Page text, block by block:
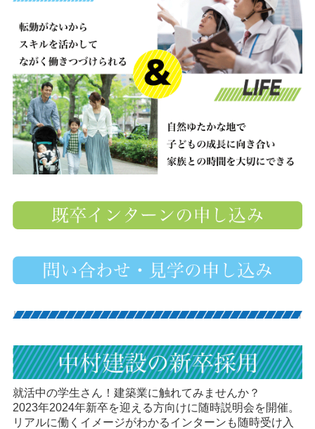
就活中の学生さん！建築業に触れてみませんか？
2023年2024年新卒を迎える方向けに随時説明会を開催。
リアルに働くイメージがわかるインターンも随時受け入